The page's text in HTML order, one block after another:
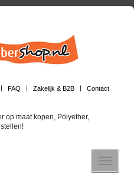
FAQ Zakelijk & B2B Contact
op maat kopen, Polyether,
Toggle